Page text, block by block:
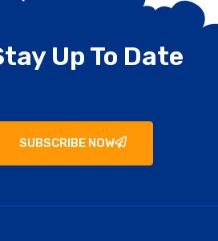
Up To Date
SUBSCRIBE NOW